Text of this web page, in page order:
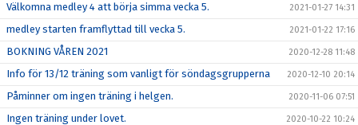
Välkomna medley 4 att börja simma vecka 5. 2021-01-27 14:31
medley starten framflyttad till vecka 5. 2021-01-22 17:16
BOKNING VÅREN 2021 2020-12-28 11:48
Info för 13/12 träning som vanligt för söndagsgrupperna 2020-12-10 20:14
Påminner om ingen träning i helgen. 2020-11-06 07:51
Ingen träning under lovet. 2020-10-22 10:24